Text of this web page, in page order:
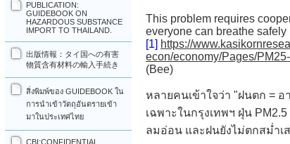
This problem requires
everyone can breathe safely
[1] https://
econ/economy/Pages/
(Bee)
หลายคนเข้าใจว่า "ฝนตก =
เฉพาะในกรุงเทพฯ ฝุ่น
ลมอ่อน และฝนยังไม่ตกสม่ำเ
PUBLICATION:
GUIDEBOOK ON
HAZARDOUS SUBSTANCE
IMPORT TO THAILAND.
出版情報：タイ国への有害
物質含有材料の輸入手続き
สิ่งพิมพ์ของ GUIDEBOOK ใน
การนำเข้าวัตถุอันตรายเข้า
มาในประเทศไทย
CBI:CONFIDENTIAL